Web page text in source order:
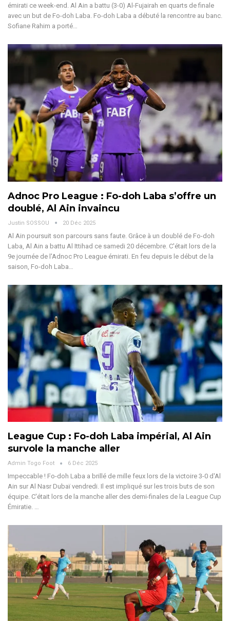
émirati ce week-end. Al Ain a battu (3-0) Al-Fujairah en quarts de finale
avec un but de Fo-doh Laba. Fo-doh Laba a débuté la rencontre au banc.
Sofiane Rahim a porté…
Adnoc Pro League : Fo-doh Laba s’offre un
doublé, Al Ain invaincu
Justin SOSSOU 20 Déc 2025
Al Ain poursuit son parcours sans faute. Grâce à un doublé de Fo-doh
Laba, Al Ain a battu Al Ittihad ce samedi 20 décembre. C'était lors de la
9e journée de l'Adnoc Pro League émirati. En feu depuis le début de la
saison, Fo-doh Laba
League Cup : Fo-doh Laba impérial, Al Ain
survole la manche aller
Admin Togo Foot 6 Déc 2025
Impeccable ! Fo-doh Laba a brillé de mille feux lors de la victoire 3-0 d'Al
Ain sur Al Nasr Dubaï vendredi. Il est impliqué sur les trois buts de son
équipe. C'était lors de la manche aller des demi-finales de la League Cup
Émiratie. …